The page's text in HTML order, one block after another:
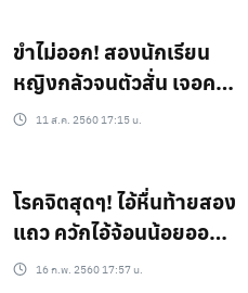
ขำไม่ออก! สองนักเรียน
หญิงกลัวจนตัวสั่น เจอคน
สติไม่ดีแทะโลม(ชมคลิป)
11 ส.ค. 2560 17:15 น.
โรคจิตสุดๆ! ไอ้หื่นท้ายสอง
แถว ควักไอ้จ้อนน้อยออก
มาถูขาผู้หญิงที่หลับ
16 ก.พ. 2560 17:57 น.